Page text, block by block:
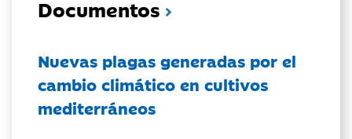
Documentos
Nuevas plagas generadas por el
cambio climático en cultivos
mediterráneos